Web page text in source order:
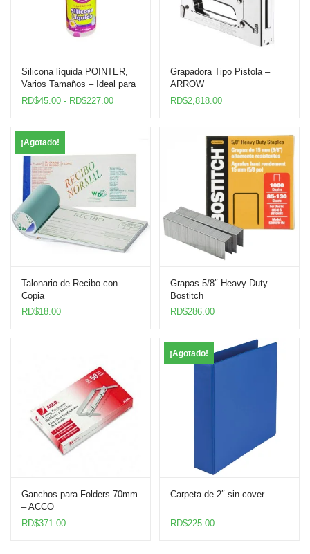
Silicona líquida POINTER,
Varios Tamaños – Ideal para
Manualidades y
RD$45.00 - RD$227.00Rango
RD$227.00
Grapadora Tipo Pistola –
ARROW
RD$2,818.00
¡Agotado!
Talonario de Recibo con
Copia
RD$18.00
Grapas 5/8″ Heavy Duty –
Bostitch
RD$286.00
Ganchos para Folders 70mm
– ACCO
RD$371.00
¡Agotado!
Carpeta de 2″ sin cover
RD$225.00